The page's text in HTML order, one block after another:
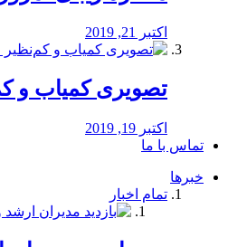
اکتبر 21, 2019
️تصویری کمیاب و
اکتبر 19, 2019
تماس با ما
خبرها
تمام اخبار